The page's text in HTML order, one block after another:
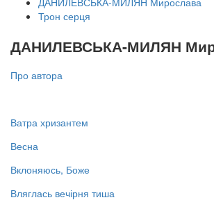
Трон серця
ДАНИЛЕВСЬКА-МИЛЯН
Про автора
Ватра хризантем
Весна
Вклоняюсь, Боже
Вляглась вечірня тиша